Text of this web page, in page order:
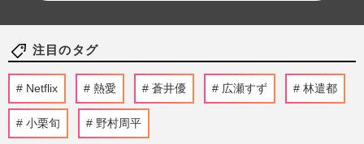
注目のタグ
Netflix 熱愛 蒼井優 広瀬すず 林遣都
小栗旬 野村周平